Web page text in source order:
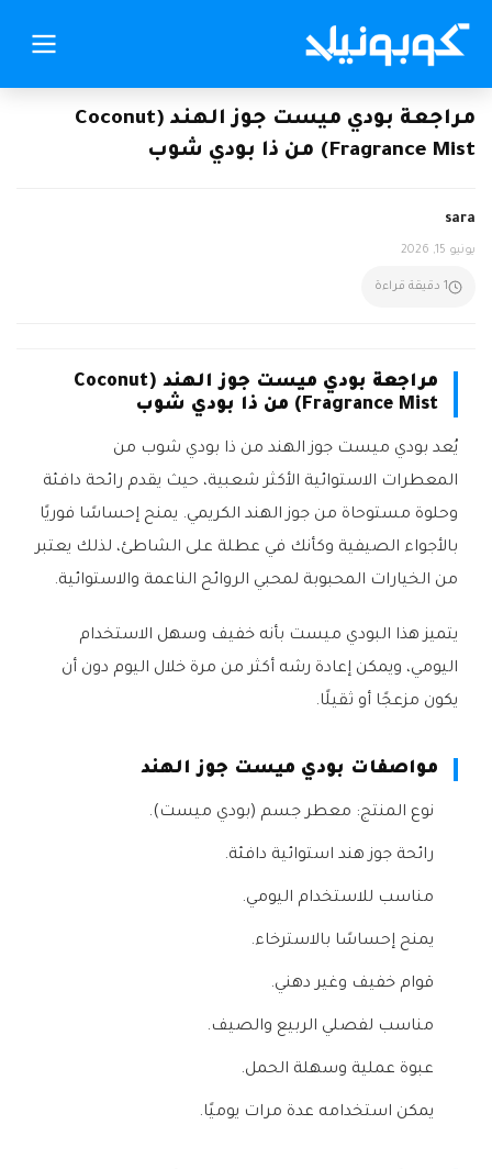
مراجعة بودي ميست جوز الهند (Coconut
Fragrance Mist) من ذا بودي شوب
sara
يونيو 15, 2026
1 دقيقة قراءة
مراجعة بودي ميست جوز الهند (Coconut
Fragrance Mist) من ذا بودي شوب
يُعد بودي ميست جوز الهند من ذا بودي شوب من
المعطرات الاستوائية الأكثر شعبية، حيث يقدم رائحة دافئة
وحلوة مستوحاة من جوز الهند الكريمي. يمنح إحساسًا فوريًا
بالأجواء الصيفية وكأنك في عطلة على الشاطئ، لذلك يعتبر
من الخيارات المحبوبة لمحبي الروائح الناعمة والاستوائية.
يتميز هذا البودي ميست بأنه خفيف وسهل الاستخدام
اليومي، ويمكن إعادة رشه أكثر من مرة خلال اليوم دون أن
يكون مزعجًا أو ثقيلًا.
مواصفات بودي ميست جوز الهند
نوع المنتج: معطر جسم (بودي ميست).
رائحة جوز هند استوائية دافئة.
مناسب للاستخدام اليومي.
يمنح إحساسًا بالاسترخاء.
قوام خفيف وغير دهني.
مناسب لفصلي الربيع والصيف.
عبوة عملية وسهلة الحمل.
يمكن استخدامه عدة مرات يوميًا.